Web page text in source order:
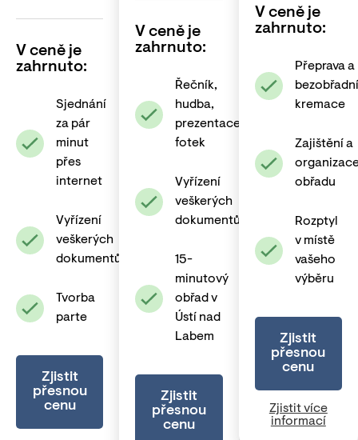
V ceně je
zahrnuto:
Sjednání
za pár
minut
přes
internet
Vyřízení
veškerých
dokumentů
Tvorba
parte
Zjistit
přesnou
cenu
V ceně je
zahrnuto:
Řečník,
hudba,
prezentace
fotek
Vyřízení
veškerých
dokumentů
15-
minutový
obřad v
Ústí nad
Labem
Zjistit
přesnou
cenu
V ceně je
zahrnuto:
Přeprava a
bezobřadní
kremace
Zajištění a
obřadu
Rozptyl
v místě
vašeho
výběru
Zjistit
přesnou
cenu
Zjistit více
informací